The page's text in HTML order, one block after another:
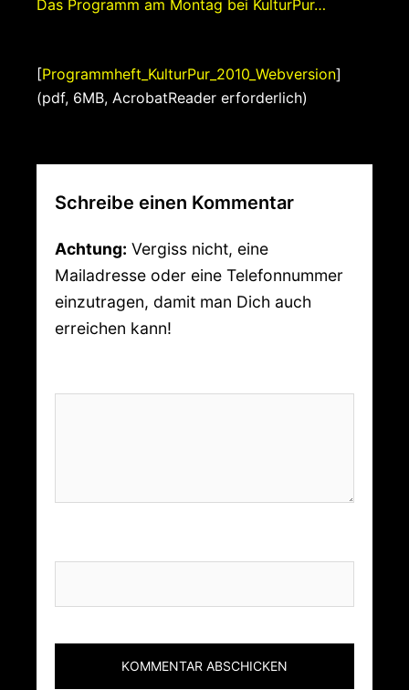
Das Programm am Montag bei KulturPur…
[Programmheft_KulturPur_2010_Webversion]
(pdf, 6MB, AcrobatReader erforderlich)
Schreibe einen Kommentar
Achtung: Vergiss nicht, eine
Mailadresse oder eine Telefonnummer
einzutragen, damit man Dich auch
erreichen kann!